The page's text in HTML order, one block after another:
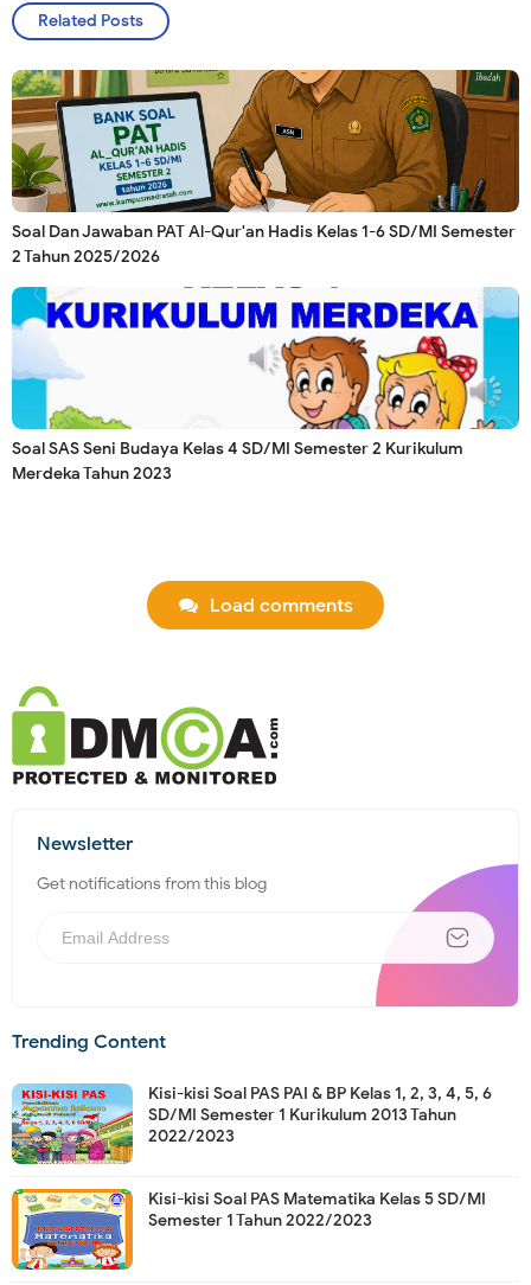
Related Posts
Soal Dan Jawaban PAT Al-Qur'an Hadis Kelas 1-6 SD/MI Semester
2 Tahun 2025/2026
Soal SAS Seni Budaya Kelas 4 SD/MI Semester 2 Kurikulum
Merdeka Tahun 2023
Load comments
Newsletter
Get notifications from this blog
Trending Content
Kisi-kisi Soal PAS PAI & BP Kelas 1, 2, 3, 4, 5, 6
SD/MI Semester 1 Kurikulum 2013 Tahun
2022/2023
Kisi-kisi Soal PAS Matematika Kelas 5 SD/MI
Semester 1 Tahun 2022/2023